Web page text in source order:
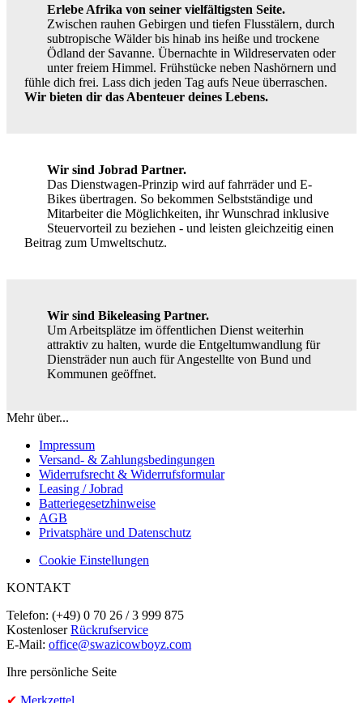
Erlebe Afrika von seiner vielfältigsten Seite.
Zwischen rauhen Gebirgen und tiefen Flusstälern, durch
subtropische Wälder bis hinab ins heiße und trockene
Ödland der Savanne. Übernachte in Wildreservaten oder
unter freiem Himmel. Frühstücke neben Nashörnern und
fühle dich frei. Lass dich jeden Tag aufs Neue überraschen.
Wir bieten dir das Abenteuer deines Lebens.
Wir sind Jobrad Partner.
Das Dienstwagen-Prinzip wird auf fahrräder und E-
Bikes übertragen. So bekommen Selbstständige und
Mitarbeiter die Möglichkeiten, ihr Wunschrad inklusive
Steuervorteil zu beziehen - und leisten gleichzeitig einen
Beitrag zum Umweltschutz.
Wir sind Bikeleasing Partner.
Um Arbeitsplätze im öffentlichen Dienst weiterhin
attraktiv zu halten, wurde die Entgeltumwandlung für
Diensträder nun auch für Angestellte von Bund und
Kommunen geöffnet.
Mehr über...
Impressum
Versand- & Zahlungsbedingungen
Widerrufsrecht & Widerrufsformular
Leasing / Jobrad
Batteriegesetzhinweise
AGB
Privatsphäre und Datenschutz
Cookie Einstellungen
KONTAKT
Telefon: (+49) 0 70 26 / 3 999 875
KostenloserRückrufservice
E-Mail: office@swazicowboyz.com
Ihre persönliche Seite
✔ Merkzettel